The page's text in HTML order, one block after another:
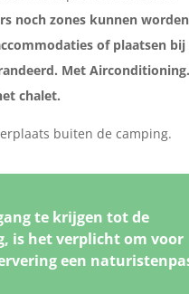
noch zones kunnen worden
of plaatsen bij
Met Airconditioning.
chalet.
buiten de camping.
te krijgen tot de
is het verplicht om voor
een